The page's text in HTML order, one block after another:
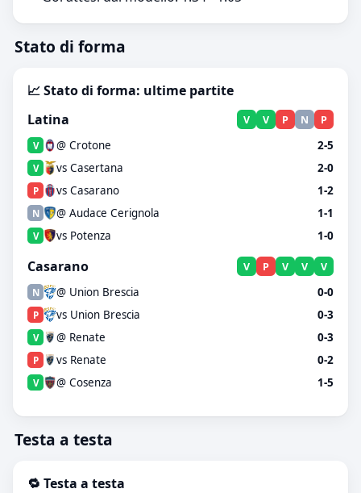
Stato di forma
📈 Stato di forma: ultime partite
Latina
V V P N P
V @ Crotone 2-5
V vs Casertana 2-0
P vs Casarano 1-2
N @ Audace Cerignola 1-1
V vs Potenza 1-0
Casarano V P V V V
N @ Union Brescia 0-0
P vs Union Brescia 0-3
V @ Renate 0-3
P vs Renate 0-2
V @ Cosenza 1-5
Testa a testa
🔁 Testa a testa